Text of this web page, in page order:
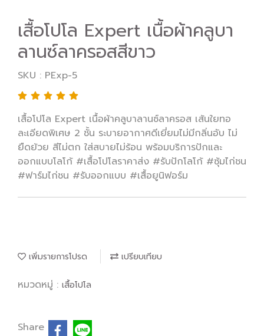
เสื้อโปโล Expert เนื้อผ้าคลูบา
ลานซ์ลาครอสสีขาว
SKU : PExp-5
เสื้อโปโล Expert เนื้อผ้าคลูบาลานซ์ลาครอส เส้นใยทอ
ละเอียดพิเศษ 2 ชั้น ระบายอากาศดีเยี่ยมไม่มีกลิ่นอับ ไม่
ยืดย้วย สีไม่ตก ใส่สบายไม่ร้อน พร้อมบริการปักและ
ออกแบบโลโก้ #เสื้อโปโลราคาส่ง #รับปักโลโก้ #ซุ้มไก่ชน
#ฟาร์มไก่ชน #รับออกแบบ #เสื้อยูนิฟอร์ม
เพิ่มรายการโปรด เปรียบเทียบ
หมวดหมู่ : เสื้อโปโล
Share